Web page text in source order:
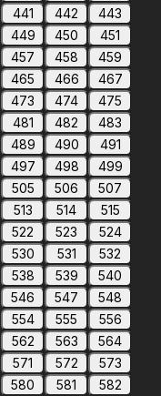
441 442
443
449 450
451
457 458
459
465 466
467
473 474
475
481 482
483
489 490
491
497 498
499
505 506
507
513 514
515
522 523
524
530 531
532
538 539
540
546 547
548
554 555
556
562 563
564
571 572
573
580 581 582